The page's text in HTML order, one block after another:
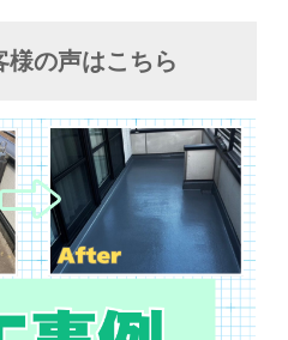
様の声はこちら